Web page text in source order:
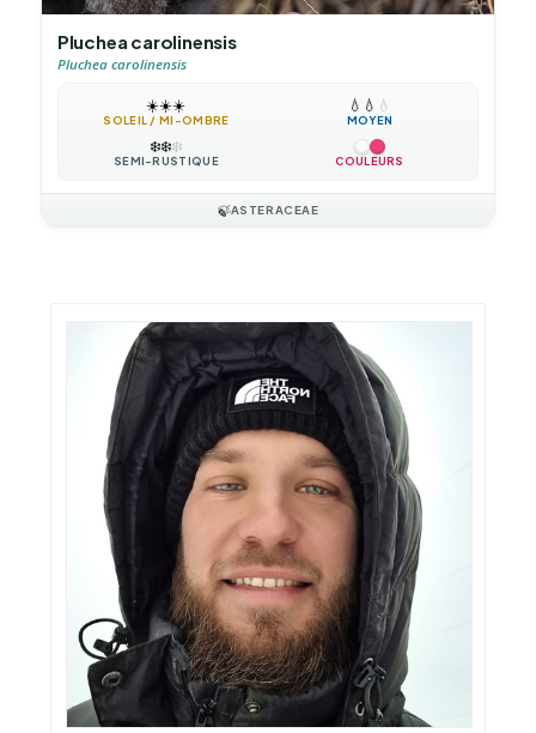
Pluchea carolinensis
Pluchea carolinensis
☀️☀️☀️
SOLEIL / MI-OMBRE
💧 💧 💧
MOYEN
❄️❄️❄️
SEMI-RUSTIQUE COULEURS
🍃ASTERACEAE